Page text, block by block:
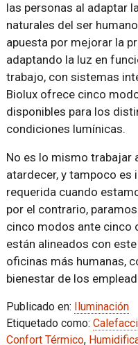
las personas al adaptar
naturales del ser
apuesta por mejorar la
adaptando la luz en
trabajo, con sistemas
Biolux ofrece cinco
disponibles para los
condiciones lumínicas.
No es lo mismo trabajar
atardecer, y tampoco es
requerida cuando
por el contrario,
cinco modos ante cinco
están alineados con
oficinas más humanas,
bienestar de los
Publicado en:
Iluminación
Etiquetado como:
Confort Térmico,